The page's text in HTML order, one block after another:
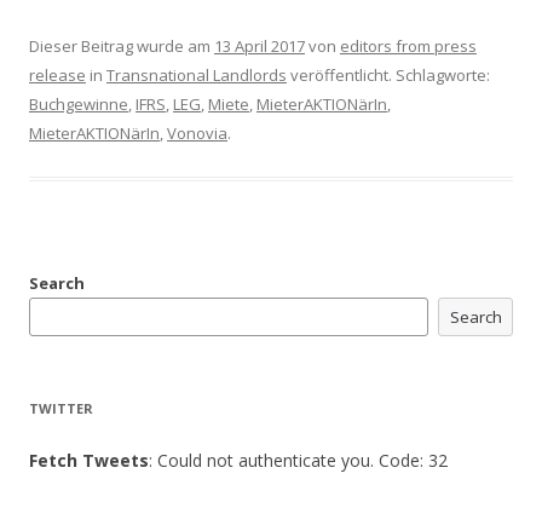
Dieser Beitrag wurde am 13 April 2017von editors from press
release in Transnational Landlords veröffentlicht. Schlagworte:
Buchgewinne, IFRS, LEG, Miete, MieterAKTIONärIn,
MieterAKTIONärIn,Vonovia.
Search
Search
TWITTER
Fetch Tweets: Could not authenticate you. Code: 32